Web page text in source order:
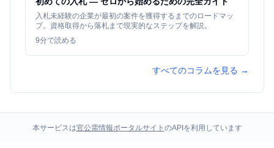
入札未経験の企業が最初の案件を獲得するまでのロードマッ
プ。資格取得から落札まで現実的なステップを解説。
9分で読める
すべてのコラムを見る →
本サービスは官公需情報ポータルサイト のAPIを利用しています